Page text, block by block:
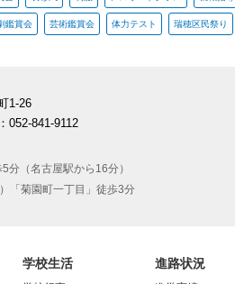
鑑賞会 芸術鑑賞会 体力テスト 瑞穂区民祭り
1-26
052-841-9112
分（名古屋駅から16分）
「菊園町一丁目」徒歩3分
学校生活 進路状況